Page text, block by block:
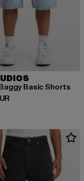
Basic Shorts
Preis: 37,99 EUR